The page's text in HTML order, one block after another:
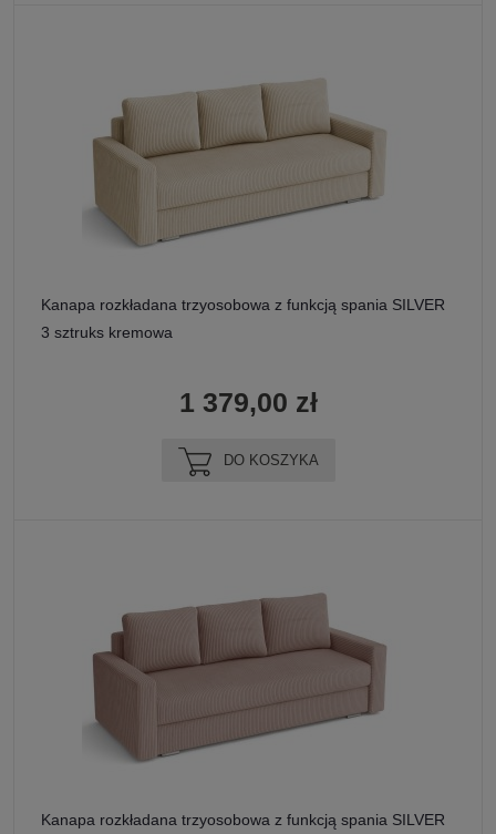
Kanapa rozkładana trzyosobowa z funkcją spania SILVER
3 sztruks kremowa
1 379,00 zł
DO KOSZYKA
Kanapa rozkładana trzyosobowa z funkcją spania SILVER